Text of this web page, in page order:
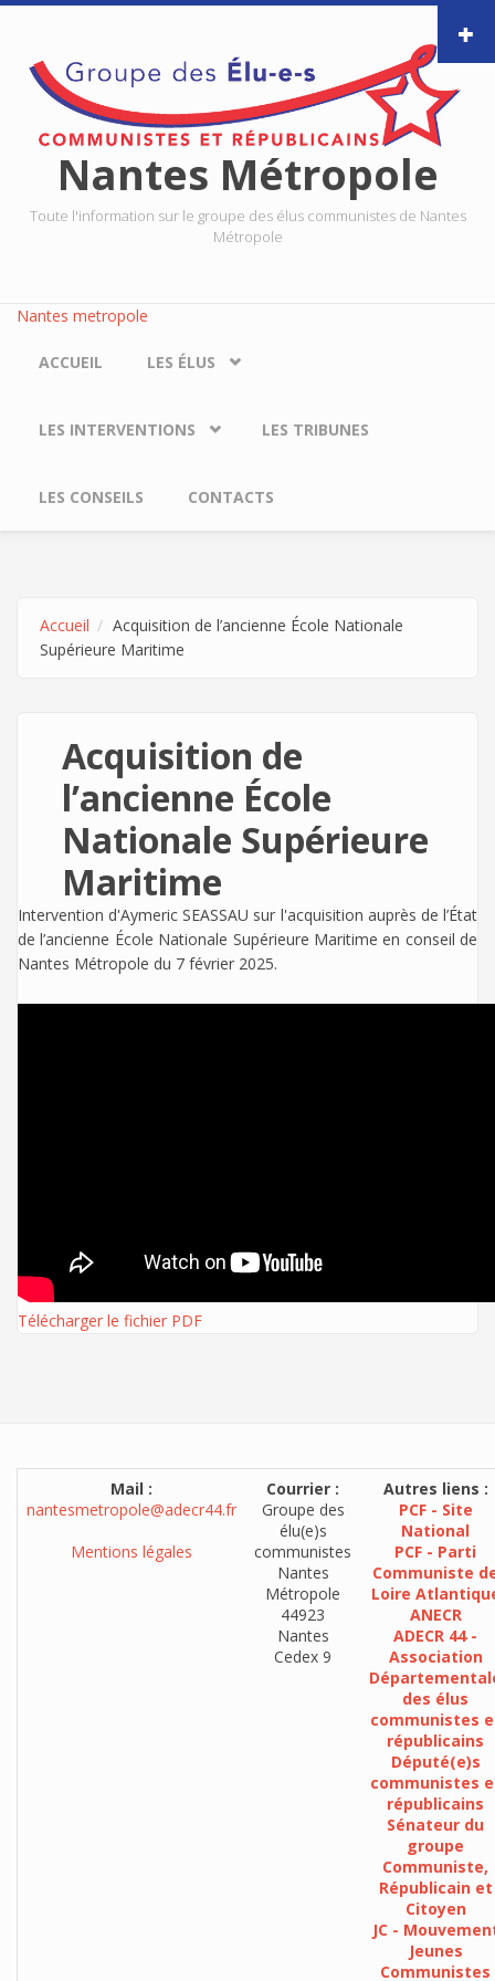
Aller au contenu principal
Nantes Métropole
Toute l'information sur le groupe des élus communistes de Nantes
Métropole
Nantes metropole
ACCUEIL LES ÉLUS
LES INTERVENTIONS LES TRIBUNES
LES CONSEILS CONTACTS
Accueil
Acquisition de l’ancienne École Nationale
Supérieure Maritime
Acquisition de
l’ancienne École
Nationale Supérieure
Maritime
Intervention d'Aymeric SEASSAU sur l'acquisition auprès de l’État
de l’ancienne École Nationale Supérieure Maritime en conseil de
Nantes Métropole du 7 février 2025.
Télécharger le fichier PDF
Mail :
nantesmetropole@adecr44.fr
Mentions légales
Courrier :
Groupe des
élu(e)s
communistes
Nantes
Métropole
44923
Nantes
Cedex 9
Autres liens :
PCF - Site
National
PCF - Parti
Communiste
Loire
ANECR
ADECR 44 -
Association
des élus
communistes
républicains
Député(e)s
communistes
républicains
Sénateur du
groupe
Communiste,
Républicain et
Citoyen
JC -
Jeunes
Communistes